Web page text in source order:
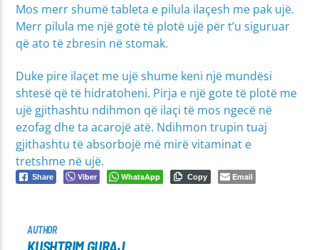
Mos merr shumë tableta e pilula ilaçesh me pak ujë.
Merr pilula me një gotë të plotë ujë për t’u siguruar
që ato të zbresin në stomak.
Duke pire ilaçet me ujë shume keni një mundësi
shtesë që të hidratoheni. Pirja e një gote të plotë me
ujë gjithashtu ndihmon që ilaçi të mos ngecë në
ezofag dhe ta acarojë atë. Ndihmon trupin tuaj
gjithashtu të absorbojë më mirë vitaminat e
tretshme në ujë.
Share Viber WhatsApp Copy Email
AUTHOR
KUSHTRIM GURAJ